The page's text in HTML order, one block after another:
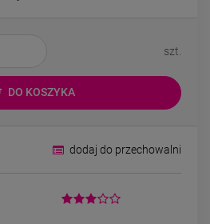
szt.
DO KOSZYKA
dodaj do przechowalni